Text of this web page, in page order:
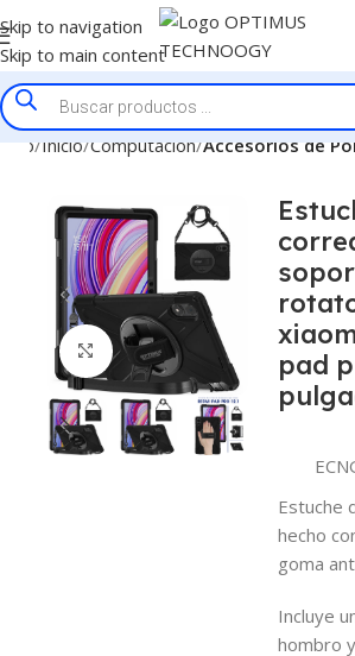
Skip to navigation
Skip to main content
Inicio Computación Accesorios de
Click to enlarge
pad
Estuche
hecho
goma
Incluye
hombro